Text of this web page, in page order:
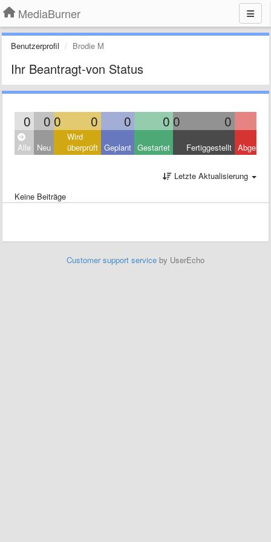
MediaBurner
Benutzerprofil Brodie M
Ihr Beantragt-von Status
0 0 0 0 0 0 0 0
Alle Neu
Wird
überprüft Geplant Gestartet Fertiggestellt
Letzte Aktualisierung
Keine Beiträge
Customer support service by UserEcho